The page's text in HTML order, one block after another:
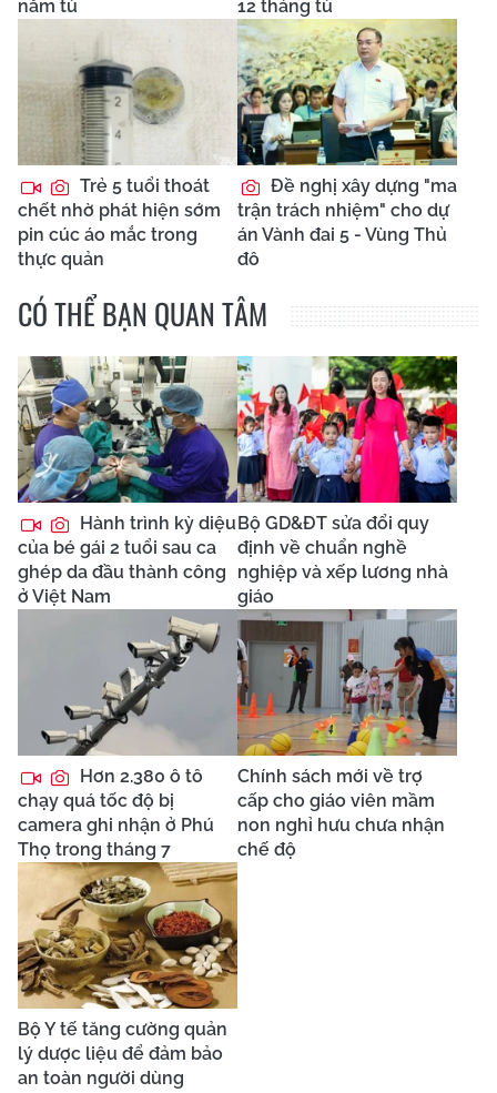
năm tù 12 tháng tù
Trẻ 5 tuổi thoát
chết nhờ phát hiện sớm
pin cúc áo mắc trong
thực quản
Đề nghị xây dựng "ma
trận trách nhiệm" cho dự
án Vành đai 5 - Vùng Thủ
đô
CÓ THỂ BẠN QUAN TÂM
Hành trình kỳ diệu
của bé gái 2 tuổi sau ca
ghép da đầu thành công
ở Việt Nam
Bộ GD&ĐT sửa đổi quy
định về chuẩn nghề
nghiệp và xếp lương nhà
giáo
Hơn 2.380 ô tô
chạy quá tốc độ bị
camera ghi nhận ở Phú
Thọ trong tháng 7
Chính sách mới về trợ
cấp cho giáo viên mầm
non nghỉ hưu chưa nhận
chế độ
Bộ Y tế tăng cường quản
lý dược liệu để đảm bảo
an toàn người dùng